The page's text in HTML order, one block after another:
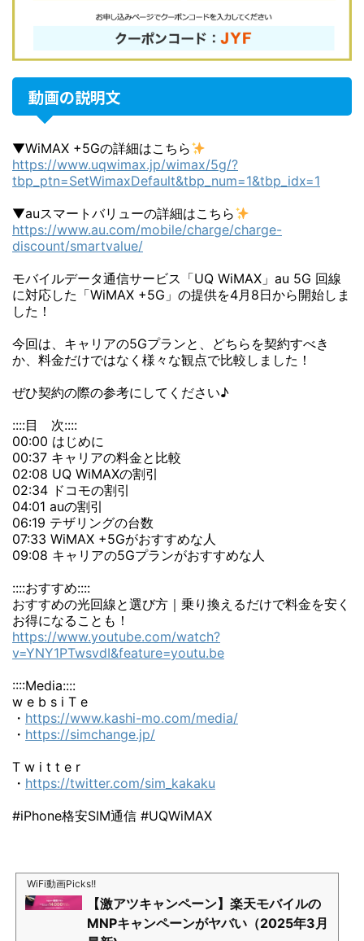
動画の説明文
▼WiMAX +5Gの詳細はこちら
https://www.uqwimax.jp/wimax/5g/?
tbp_ptn=SetWimaxDefault&tbp_num=1&tbp_idx=1
▼auスマートバリューの詳細はこちら
https://www.au.com/mobile/charge/charge-
discount/smartvalue/
モバイルデータ通信サービス「UQ WiMAX」au 5G 回線
に対応した「WiMAX +5G」の提供を4月8日から開始しま
した！
今回は、キャリアの5Gプランと、どちらを契約すべき
か、料金だけではなく様々な観点で比較しました！
ぜひ契約の際の参考にしてください♪
::::目 次::::
00:00 はじめに
00:37 キャリアの料金と比較
02:08 UQ WiMAXの割引
02:34 ドコモの割引
04:01 auの割引
06:19 テザリングの台数
07:33 WiMAX +5Gがおすすめな人
09:08 キャリアの5Gプランがおすすめな人
::::おすすめ::::
おすすめの光回線と選び方｜乗り換えるだけで料金を安く
お得になることも！
https://www.youtube.com/watch?
v=YNY1PTwsvdI&feature=youtu.be
::::Media::::
w e b s i T e
・ https://www.kashi-mo.com/media/
・ https://simchange.jp/
T w i t t e r
・ https://twitter.com/sim_kakaku
#iPhone格安SIM通信 #UQWiMAX
WiFi動画Picks!!
【激アツキャンペーン】楽天モバイルの
MNPキャンペーンがヤバい（2025年3月